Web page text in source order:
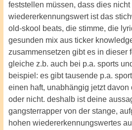
feststellen müssen, dass dies nicht
wiedererkennungswert ist das
old-skool beats, die stimme, die
gesunden mix aus ticker
zusammensetzen gibt es in dieser
gleiche z.b. auch bei p.a. sports
beispiel: es gibt tausende p.a.
einen haft, unabhängig jetzt davon
oder nicht. deshalb ist deine
gangsterrapper von der stange,
hohen wiedererkennungswertes